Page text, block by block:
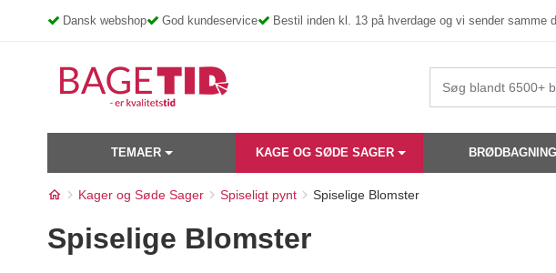
Dansk webshop God kundeservice Bestil inden kl. 13 på hverdage og vi sender samme
TEMAER KAGE OG SØDE SAGER BRØDBAGNING
Kager og Søde Sager Spiseligt pynt Spiselige Blomster
Spiselige Blomster